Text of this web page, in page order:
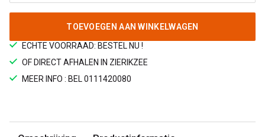
TOEVOEGEN AAN WINKELWAGEN
ECHTE VOORRAAD: BESTEL NU !
OF DIRECT AFHALEN IN ZIERIKZEE
MEER INFO : BEL 0111420080